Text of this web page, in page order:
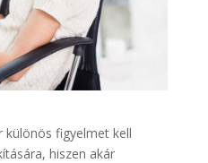
figyelmet kell
hiszen akár